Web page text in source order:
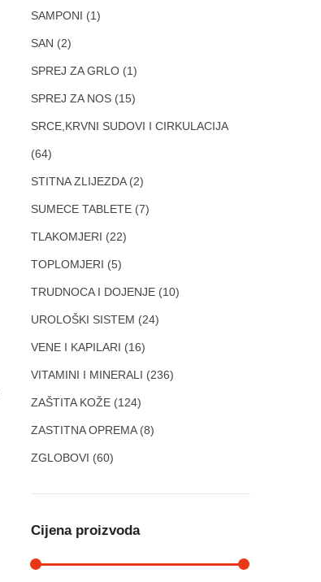
SAMPONI (1)
SAN (2)
SPREJ ZA GRLO (1)
SPREJ ZA NOS (15)
SRCE,KRVNI SUDOVI I CIRKULACIJA
(64)
STITNA ZLIJEZDA (2)
SUMECE TABLETE (7)
TLAKOMJERI (22)
TOPLOMJERI (5)
TRUDNOCA I DOJENJE (10)
UROLOŠKI SISTEM (24)
VENE I KAPILARI (16)
VITAMINI I MINERALI (236)
ZAŠTITA KOŽE (124)
ZASTITNA OPREMA (8)
ZGLOBOVI (60)
Cijena proizvoda